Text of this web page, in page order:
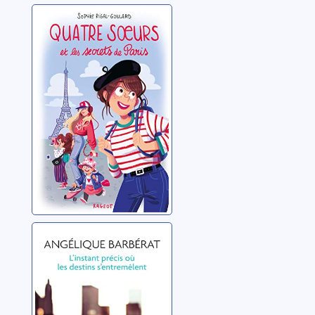
Quatre soeurs et
les secrets de
Paris
Rigal-Goulard, Sophie
L'instant précis
où les destins
s'entremêlent
Barbérat, Angélique